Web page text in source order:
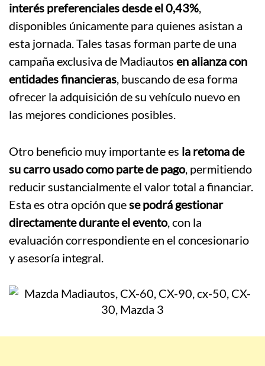
interés preferenciales desde el 0,43%,
disponibles únicamente para quienes asistan a
esta jornada. Tales tasas forman parte de una
campaña exclusiva de Madiautos en alianza con
entidades financieras, buscando de esa forma
ofrecer la adquisición de su vehículo nuevo en
las mejores condiciones posibles.
Otro beneficio muy importante es la retoma de
su carro usado como parte de pago, permitiendo
reducir sustancialmente el valor total a financiar.
Esta es otra opción quese podrá gestionar
directamente durante el evento, con la
evaluación correspondiente en el concesionario
y asesoría integral.